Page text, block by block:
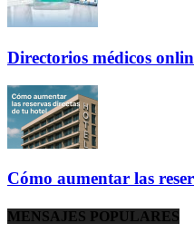
Directorios médicos
Cómo aumentar las
MENSAJES POPULARES